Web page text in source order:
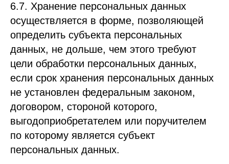
6.7. Хранение персональных данных
осуществляется в форме, позволяющей
определить субъекта персональных
данных, не дольше, чем этого требуют
цели обработки персональных данных,
если срок хранения персональных данных
не установлен федеральным законом,
договором, стороной которого,
выгодоприобретателем или поручителем
по которому является субъект
персональных данных.